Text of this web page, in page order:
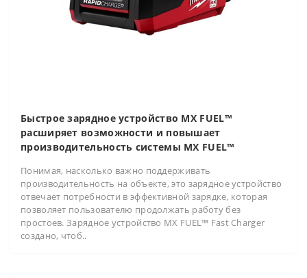
Быстрое зарядное устройство MX FUEL™
расширяет возможности и повышает
производительность системы MX FUEL™
Понимая, насколько важно поддерживать
производительность на объекте, это зарядное устройство
отвечает потребности в эффективной зарядке, которая
позволяет пользователю продолжать работу без
простоев. Зарядное устройство MX FUEL™ Fast Charger
создано, чтоб..